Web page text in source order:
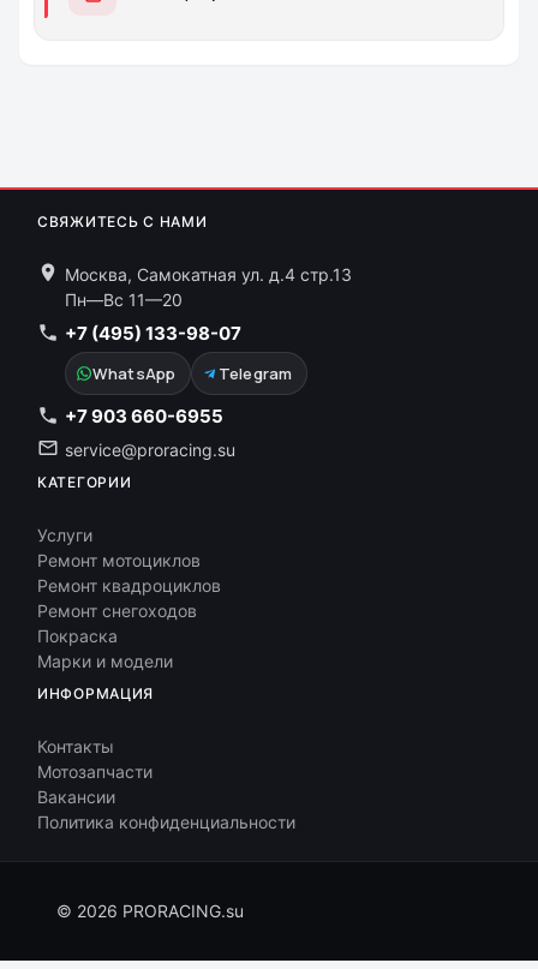
СВЯЖИТЕСЬ С НАМИ
Москва, Самокатная ул. д.4 стр.13
Пн—Вс 11—20
+7 (495) 133-98-07
WhatsApp Telegram
+7 903 660-6955
service@proracing.su
КАТЕГОРИИ
Услуги
Ремонт мотоциклов
Ремонт квадроциклов
Ремонт снегоходов
Покраска
Марки и модели
ИНФОРМАЦИЯ
Контакты
Мотозапчасти
Вакансии
Политика конфиденциальности
© 2026 PRORACING.su